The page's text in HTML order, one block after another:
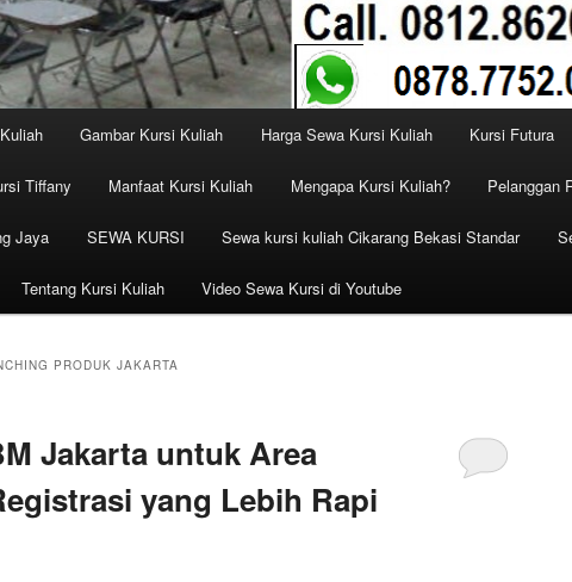
Gambar Kursi Kuliah Harga Sewa Kursi Kuliah Kursi Futura
Tiffany Manfaat Kursi Kuliah Mengapa Kursi Kuliah? Pelanggan
Jaya SEWA KURSI Sewa kursi kuliah Cikarang Bekasi Standar
Tentang Kursi Kuliah Video Sewa Kursi di Youtube
PRODUK JAKARTA
Jakarta untuk Area
yang Lebih Rapi